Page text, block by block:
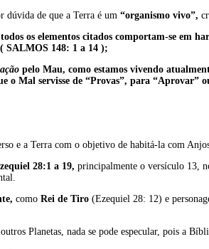
dúvida de que a Terra é um “organismo vivo”,
todos os elementos citados comportam-se em
SALMOS 148: 1 a 14 );
pelo Mau, como estamos vivendo
o Mal servisse de “Provas”, para
e a Terra com o objetivo de habitá-la com
28:1 a 19, principalmente o versículo 13,
como Rei de Tiro (Ezequiel 28: 12) e
Planetas, nada se pode especular, pois a